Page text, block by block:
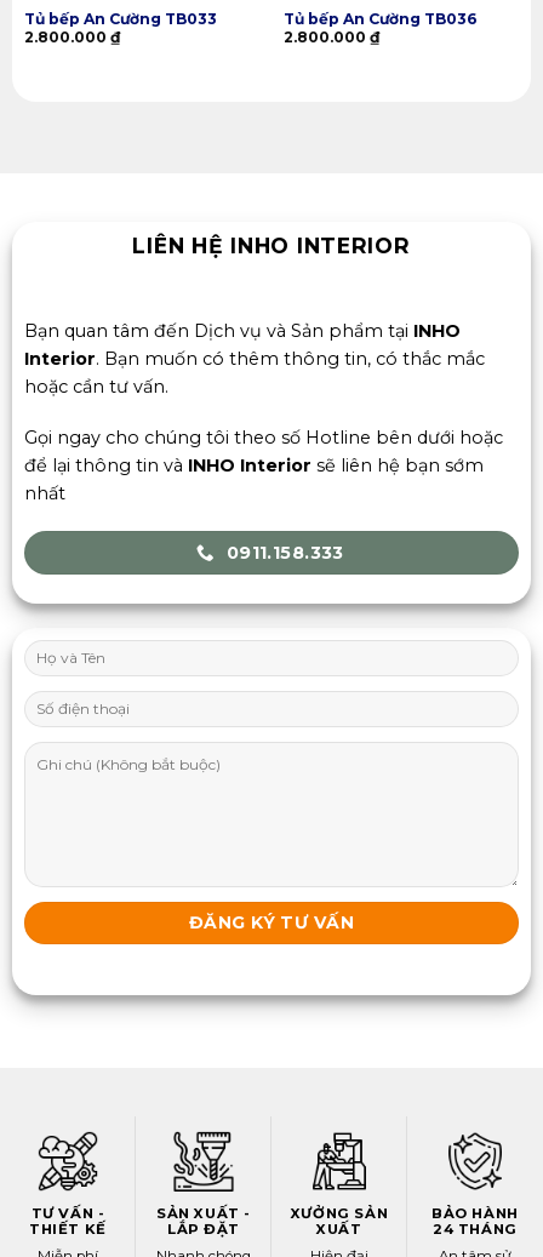
Tủ bếp An Cường TB033
2.800.000 ₫
Tủ bếp An Cường TB036
2.800.000 ₫
LIÊN HỆ INHO INTERIOR
Bạn quan tâm đến Dịch vụ và Sản phẩm tại INHO
Interior. Bạn muốn có thêm thông tin, có thắc mắc
hoặc cần tư vấn.
Gọi ngay cho chúng tôi theo số Hotline bên dưới hoặc
để lại thông tin và INHO Interior sẽ liên hệ bạn sớm
nhất
0911.158.333
TƯ VẤN -
THIẾT KẾ
SẢN XUẤT -
LẮP ĐẶT
XƯỞNG SẢN
XUẤT
BẢO HÀNH
24 THÁNG